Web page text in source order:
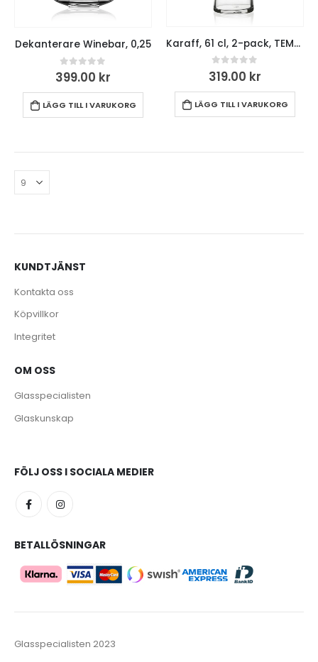
Dekanterare Winebar, 0,25
0out of 5
399.00 kr
LÄGG TILL I VARUKORG
Karaff, 61 cl, 2-pack, TEMPO
0out of 5
319.00 kr
LÄGG TILL I VARUKORG
KUNDTJÄNST
Kontakta oss
Köpvillkor
Integritet
OM OSS
Glasspecialisten
Glaskunskap
FÖLJ OSS I SOCIALA MEDIER
BETALLÖSNINGAR
Glasspecialisten 2023